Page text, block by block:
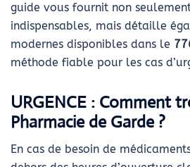
guide vous fournit non
indispensables, mais détaille
modernes disponibles dans le
méthode fiable pour les cas
URGENCE : Comment
Pharmacie de Garde ?
En cas de besoin de